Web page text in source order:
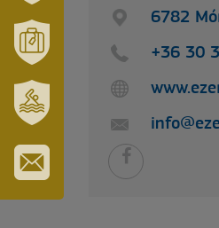
ÉS
TÉRSÉGÜNK
TURISZTIKA
ERZSÉBET
GYÓGYFÜRDŐ
IRATKOZZON
6782
+36 30